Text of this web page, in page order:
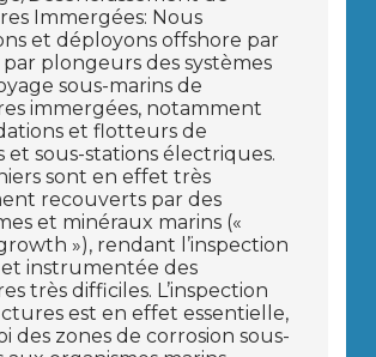
Immergées: Nous
et déployons offshore par
par plongeurs des systèmes
sous-marins de
immergées, notamment
et flotteurs de
et sous-stations électriques.
sont en effet très
recouverts par des
et minéraux marins («
»), rendant l’inspection
instrumentée des
très difficiles. L’inspection
est en effet essentielle,
des zones de corrosion sous-